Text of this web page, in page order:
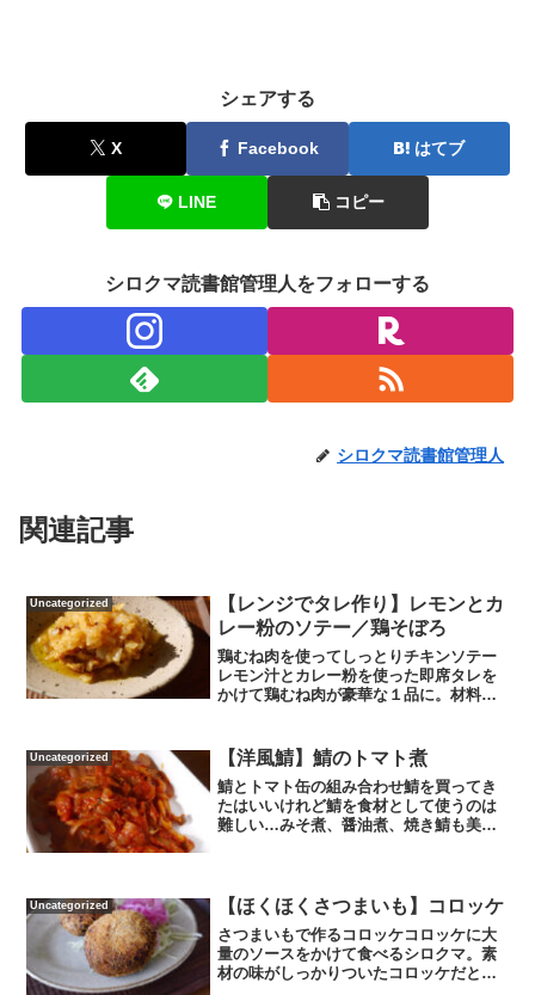
シェアする
X Facebook はてブ
LINE コピー
シロクマ読書館管理人をフォローする
シロクマ読書館管理人
関連記事
Uncategorized
【レンジでタレ作り】レモンとカ
レー粉のソテー／鶏そぼろ
鶏むね肉を使ってしっとりチキンソテー
レモン汁とカレー粉を使った即席タレを
かけて鶏むね肉が豪華な１品に。材料は
オリーブオイル大さじ1・レモン汁大さじ
1・玉ねぎのみじん切り...
Uncategorized 【洋風鯖】鯖のトマト煮
鯖とトマト缶の組み合わせ鯖を買ってき
たはいいけれど鯖を食材として使うのは
難しい…みそ煮、醤油煮、焼き鯖も美味
ぎを櫛切りにしたも...
Uncategorized 【ほくほくさつまいも】コロッケ
さつまいもで作るコロッケコロッケに大
量のソースをかけて食べるシロクマ。素
材の味がしっかりついたコロッケだとソ